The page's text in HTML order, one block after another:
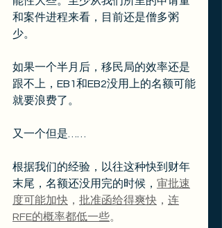
和案件进程来看，目前还是僧多粥
少。
如果一个半月后，移民局的效率还是
跟不上，EB1和EB2没用上的名额可能
就要浪费了。
又一个但是……
根据我们的经验，以往这种快到财年
末尾，名额还没用完的时候， 审批速
度可能加快 ， 批准函给得爽快 ， 连
RFE的概率都低一些。